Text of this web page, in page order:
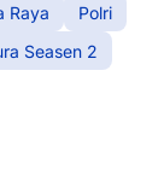
Raya
Polri
Seasen 2